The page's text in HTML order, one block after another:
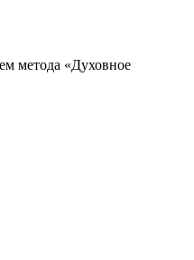
метода «Духовное